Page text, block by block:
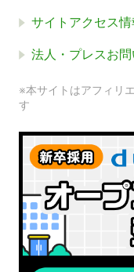
サイトアクセス
法人・プレスお
※本サイトはアフィリ
す